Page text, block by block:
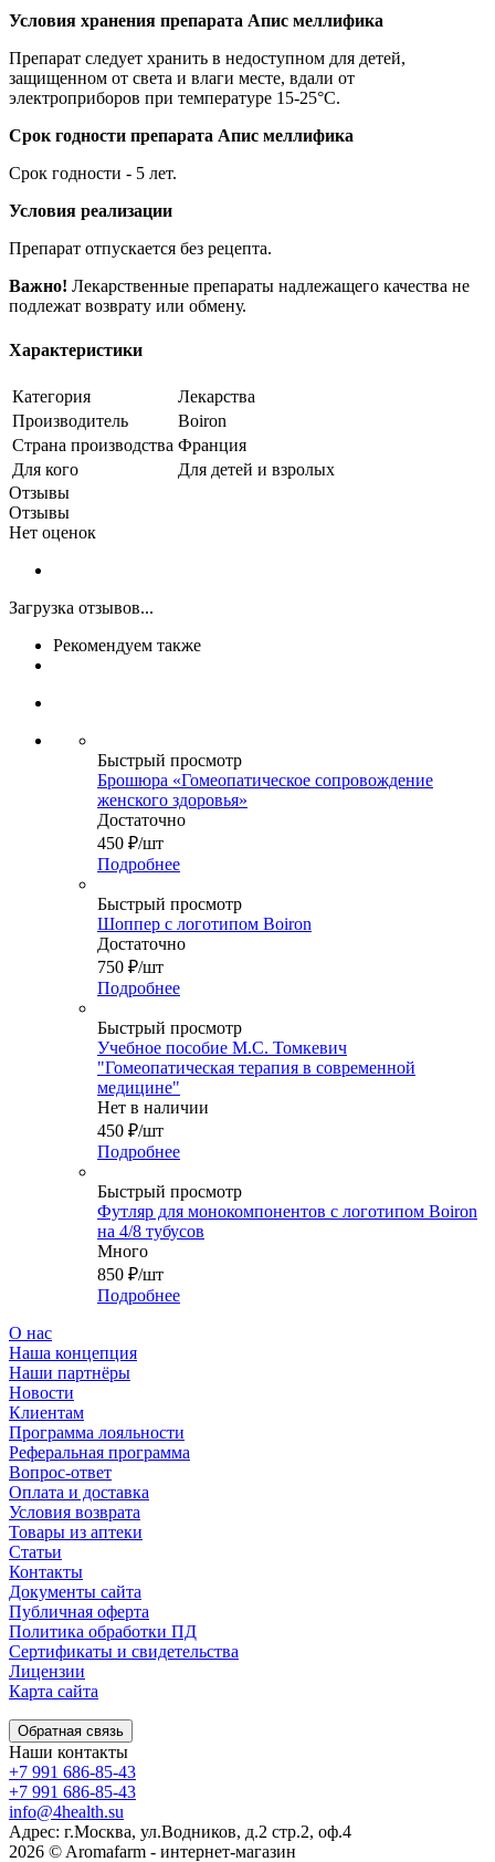
Условия хранения препарата Апис меллифика
Препарат следует хранить в недоступном для детей,
защищенном от света и влаги месте, вдали от
электроприборов при температуре 15-25°C.
Срок годности препарата Апис меллифика
Срок годности - 5 лет.
Условия реализации
Препарат отпускается без рецепта.
Важно! Лекарственные препараты надлежащего качества не
подлежат возврату или обмену.
Характеристики
Категория
Лекарства
Производитель
Boiron
Страна производства Франция
Для кого
Для детей и взролых
Отзывы
Отзывы
Нет оценок
Загрузка отзывов...
Рекомендуем также
Быстрый просмотр
Брошюра «Гомеопатическое сопровождение
женского здоровья»
Достаточно
450 ₽/шт
Подробнее
Быстрый просмотр
Шоппер с логотипом Boiron
Достаточно
750 ₽/шт
Подробнее
Быстрый просмотр
Учебное пособие М.С. Томкевич
"Гомеопатическая терапия в современной
медицине"
Нет в наличии
450 ₽/шт
Подробнее
Быстрый просмотр
Футляр для монокомпонентов с логотипом Boiron
на 4/8 тубусов
Много
850 ₽/шт
Подробнее
О нас
Наша концепция
Наши партнёры
Новости
Клиентам
Программа лояльности
Реферальная программа
Вопрос-ответ
Оплата и доставка
Условия возврата
Товары из аптеки
Статьи
Контакты
Документы сайта
Публичная оферта
Политика обработки ПД
Сертификаты и свидетельства
Лицензии
Карта сайта
Обратная связь
Наши контакты
+7 991 686-85-43
+7 991 686-85-43
info@4health.su
Адрес: г.Москва, ул.Водников, д.2 стр.2, оф.4
2026 © Aromafarm - интернет-магазин